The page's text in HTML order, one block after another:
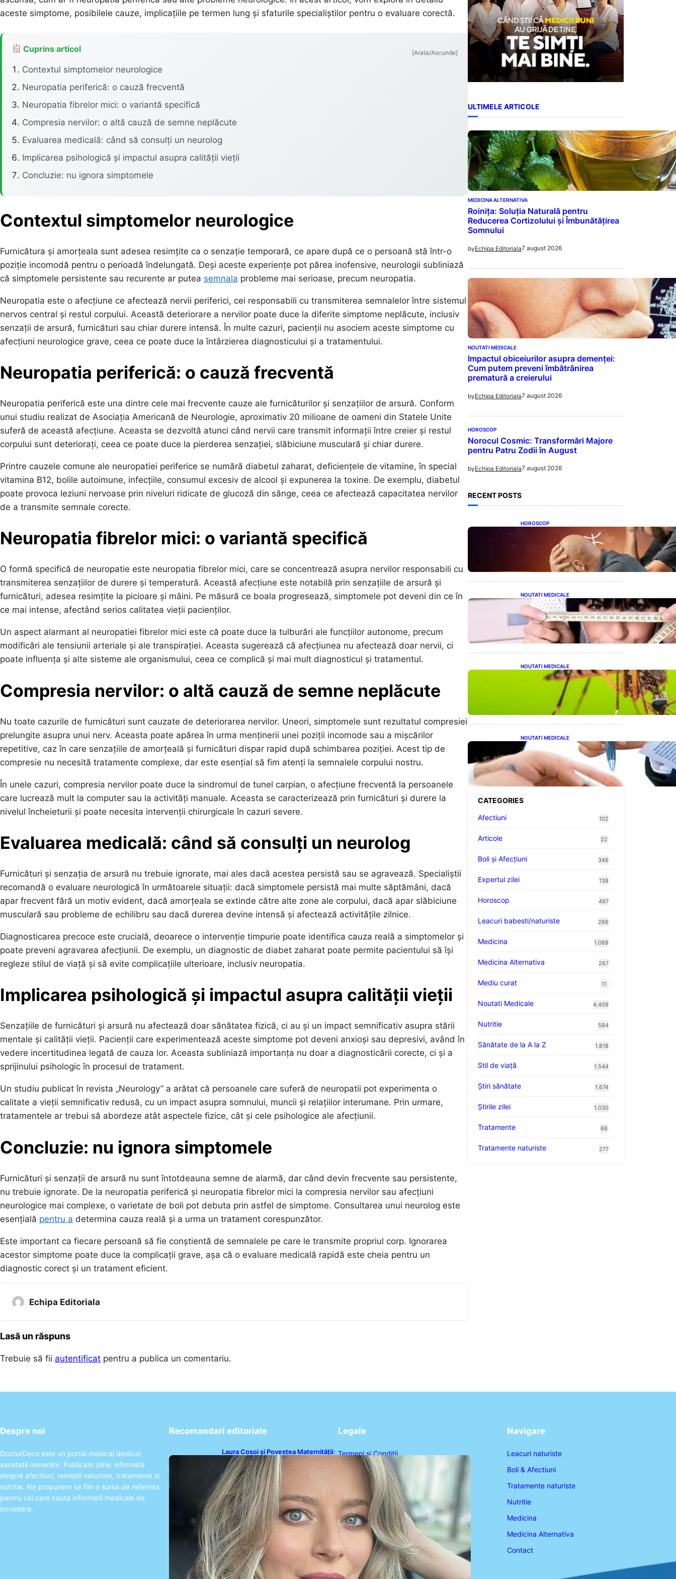
aceste simptome, posibilele cauze, implicațiile pe termen lung și sfaturile specialiștilor pentru o evaluare corectă.
Cuprins articol [Arata/Ascunde]
Contextul simptomelor neurologice
Neuropatia periferică: o cauză frecventă
Neuropatia fibrelor mici: o variantă specifică
Compresia nervilor: o altă cauză de semne neplăcute
Evaluarea medicală: când să consulți un neurolog
Implicarea psihologică și impactul asupra calității vieții
Concluzie: nu ignora simptomele
Contextul simptomelor neurologice
Furnicătura și amorțeala sunt adesea resimțite ca o senzație temporară, ce apare după ce o persoană stă într-o
poziție incomodă pentru o perioadă îndelungată. Deși aceste experiențe pot părea inofensive, neurologii subliniază
că simptomele persistente sau recurente ar putea semnala probleme mai serioase, precum neuropatia.
Neuropatia este o afecțiune ce afectează nervii periferici, cei responsabili cu transmiterea semnalelor între sistemul
nervos central și restul corpului. Această deteriorare a nervilor poate duce la diferite simptome neplăcute, inclusiv
senzații de arsură, furnicături sau chiar durere intensă. În multe cazuri, pacienții nu asociem aceste simptome cu
afecțiuni neurologice grave, ceea ce poate duce la întârzierea diagnosticului și a tratamentului.
Neuropatia periferică: o cauză frecventă
Neuropatia periferică este una dintre cele mai frecvente cauze ale furnicăturilor și senzațiilor de arsură. Conform
unui studiu realizat de Asociația Americană de Neurologie, aproximativ 20 milioane de oameni din Statele Unite
suferă de această afecțiune. Aceasta se dezvoltă atunci când nervii care transmit informații între creier și restul
corpului sunt deteriorați, ceea ce poate duce la pierderea senzației, slăbiciune musculară și chiar durere.
Printre cauzele comune ale neuropatiei periferice se numără diabetul zaharat, deficiențele de vitamine, în special
vitamina B12, bolile autoimune, infecțiile, consumul excesiv de alcool și expunerea la toxine. De exemplu, diabetul
poate provoca leziuni nervoase prin niveluri ridicate de glucoză din sânge, ceea ce afectează capacitatea nervilor
de a transmite semnale corecte.
Neuropatia fibrelor mici: o variantă specifică
O formă specifică de neuropatie este neuropatia fibrelor mici, care se concentrează asupra nervilor responsabili cu
transmiterea senzațiilor de durere și temperatură. Această afecțiune este notabilă prin senzațiile de arsură și
furnicături, adesea resimțite la picioare și mâini. Pe măsură ce boala progresează, simptomele pot deveni din ce în
ce mai intense, afectând serios calitatea vieții pacienților.
Un aspect alarmant al neuropatiei fibrelor mici este că poate duce la tulburări ale funcțiilor autonome, precum
modificări ale tensiunii arteriale și ale transpirației. Aceasta sugerează că afecțiunea nu afectează doar nervii, ci
poate influența și alte sisteme ale organismului, ceea ce complică și mai mult diagnosticul și tratamentul.
Compresia nervilor: o altă cauză de semne neplăcute
Nu toate cazurile de furnicături sunt cauzate de deteriorarea nervilor. Uneori, simptomele sunt rezultatul compresiei
prelungite asupra unui nerv. Aceasta poate apărea în urma menținerii unei poziții incomode sau a mișcărilor
repetitive, caz în care senzațiile de amorțeală și furnicături dispar rapid după schimbarea poziției. Acest tip de
compresie nu necesită tratamente complexe, dar este esențial să fim atenți la semnalele corpului nostru.
În unele cazuri, compresia nervilor poate duce la sindromul de tunel carpian, o afecțiune frecventă la persoanele
care lucrează mult la computer sau la activități manuale. Aceasta se caracterizează prin furnicături și durere la
nivelul încheieturii și poate necesita intervenții chirurgicale în cazuri severe.
Evaluarea medicală: când să consulți un neurolog
Furnicături și senzația de arsură nu trebuie ignorate, mai ales dacă acestea persistă sau se agravează. Specialiștii
recomandă o evaluare neurologică în următoarele situații: dacă simptomele persistă mai multe săptămâni, dacă
apar frecvent fără un motiv evident, dacă amorțeala se extinde către alte zone ale corpului, dacă apar slăbiciune
musculară sau probleme de echilibru sau dacă durerea devine intensă și afectează activitățile zilnice.
Diagnosticarea precoce este crucială, deoarece o intervenție timpurie poate identifica cauza reală a simptomelor și
poate preveni agravarea afecțiunii. De exemplu, un diagnostic de diabet zaharat poate permite pacientului să își
regleze stilul de viață și să evite complicațiile ulterioare, inclusiv neuropatia.
Implicarea psihologică și impactul asupra calității vieții
Senzațiile de furnicături și arsură nu afectează doar sănătatea fizică, ci au și un impact semnificativ asupra stării
mentale și calității vieții. Pacienții care experimentează aceste simptome pot deveni anxioși sau depresivi, având în
vedere incertitudinea legată de cauza lor. Aceasta subliniază importanța nu doar a diagnosticării corecte, ci și a
sprijinului psihologic în procesul de tratament.
Un studiu publicat în revista „Neurology” a arătat că persoanele care suferă de neuropatii pot experimenta o
calitate a vieții semnificativ redusă, cu un impact asupra somnului, muncii și relațiilor interumane. Prin urmare,
tratamentele ar trebui să abordeze atât aspectele fizice, cât și cele psihologice ale afecțiunii.
Concluzie: nu ignora simptomele
Furnicături și senzații de arsură nu sunt întotdeauna semne de alarmă, dar când devin frecvente sau persistente,
nu trebuie ignorate. De la neuropatia periferică și neuropatia fibrelor mici la compresia nervilor sau afecțiuni
neurologice mai complexe, o varietate de boli pot debuta prin astfel de simptome. Consultarea unui neurolog este
esențială pentru a determina cauza reală și a urma un tratament corespunzător.
Este important ca fiecare persoană să fie conștientă de semnalele pe care le transmite propriul corp. Ignorarea
acestor simptome poate duce la complicații grave, așa că o evaluare medicală rapidă este cheia pentru un
diagnostic corect și un tratament eficient.
Echipa Editoriala
Lasă un răspuns
Trebuie să fii autentificat pentru a publica un comentariu.
ULTIMELE ARTICOLE
MEDICINA ALTERNATIVA
Roinița: Soluția Naturală pentru
Reducerea Cortizolului și Îmbunătățirea
Somnului
byEchipa Editoriala7 august 2026
NOUTATI MEDICALE
Impactul obiceiurilor asupra demenței:
Cum putem preveni îmbătrânirea
prematură a creierului
byEchipa Editoriala7 august 2026
HOROSCOP
Norocul Cosmic: Transformări Majore
pentru Patru Zodii în August
byEchipa Editoriala7 august 2026
RECENT POSTS
HOROSCOP
Mituri și Realități: Ce Spun
Astrologii Despre Sufletele
Bătrâne și Lunile de Naștere
NOUTATI MEDICALE
Inovație Revoluționară în
Tratamentul Obezității:
Gastroplastie Endoscopică
fără Bisturiu
NOUTATI MEDICALE
Virusul West Nile: O
Amenințare Tot Mai
Aproape pentru România și
NOUTATI MEDICALE
Acordul României cu Banca
Mondială: O Analiză
Detaliată a Împrumutului și
Condițiilor Impuse
CATEGORIES
Afectiuni
102
Articole 22
Boli și Afecțiuni 346
Expertul zilei 138
Horoscop 497
Leacuri babesti/naturiste 266
Medicina 1.088
Medicina Alternativa 267
Mediu curat 11
Noutati Medicale 4.409
Nutritie 584
Sănătate de la A la Z 1.818
Stil de viaţă 1.544
Ştiri sănătate 1.674
Știrile zilei 1.030
Tratamente 68
Tratamente naturiste 277
Despre noi
DoctorDeco este un portal medical dedicat
sanatatii romanilor. Publicam zilnic informatii
despre afectiuni, remedii naturiste, tratamente si
nutritie. Ne propunem sa fim o sursa de referinta
pentru cei care cauta informatii medicale de
incredere.
Recomandari editoriale
Laura Cosoi și Povestea Maternității:
O Călătorie Plină de Dragoste și
Provocări
Legale
Termeni și Condiții
Politica de Confidențialitate
Politica de Cookies
Disclaimer
Contact
Navigare
Leacuri naturiste
Boli & Afectiuni
Tratamente naturiste
Nutritie
Medicina
Medicina Alternativa
Contact